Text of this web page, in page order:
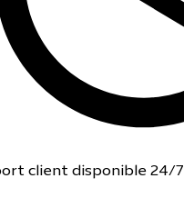
client disponible 24/7